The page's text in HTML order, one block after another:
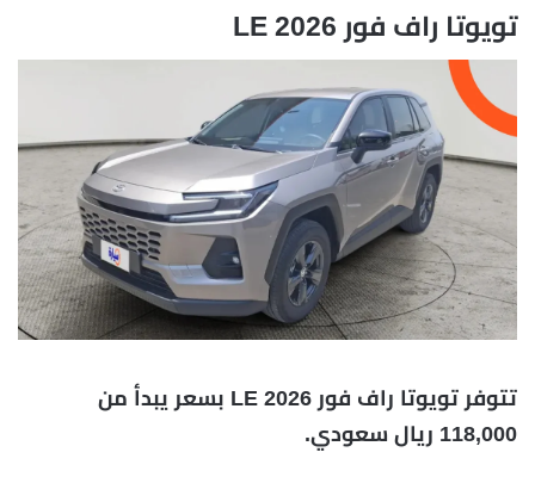
تويوتا راف فور 2026 LE
تتوفر تويوتا راف فور LE 2026 بسعر يبدأ من
118,000 ريال سعودي.